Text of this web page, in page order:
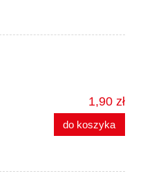
1,90 zł
do koszyka